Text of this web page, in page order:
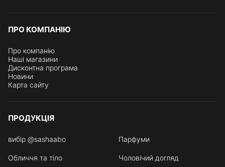
ПРО КОМПАНІЮ
Про компанію
Наші магазини
Дисконтна програма
Новини
Карта сайту
ПРОДУКЦІЯ
вибір @sashaabo Парфуми
Обличчя та тіло Чоловічий догляд